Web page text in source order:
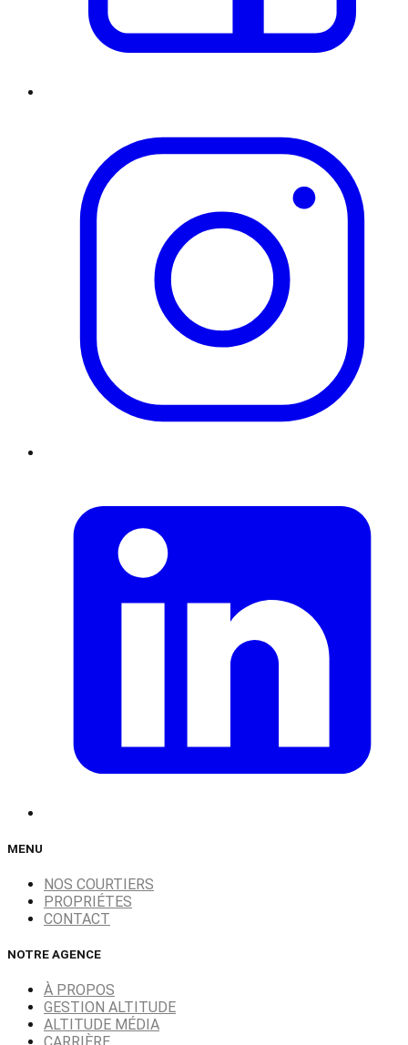
MENU
NOS COURTIERS
PROPRIÉTES
CONTACT
NOTRE AGENCE
À PROPOS
GESTION ALTITUDE
ALTITUDE MÉDIA